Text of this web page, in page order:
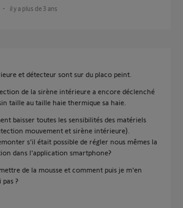
il y a plus de 3 ans
et détecteur sont sur du placo peint.
de la sirène intérieure a encore déclenché
taille au taille haie thermique sa haie.
baisser toutes les sensibilités des matériels
mouvement et sirène intérieure).
s'il était possible de régler nous mêmes la
dans l'application smartphone?
de la mousse et comment puis je m'en
?